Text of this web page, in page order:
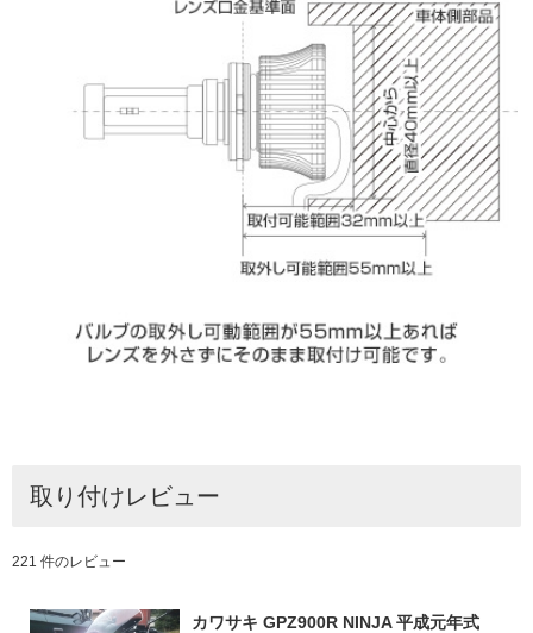
取り付けレビュー
221 件のレビュー
カワサキ GPZ900R NINJA 平成元年式